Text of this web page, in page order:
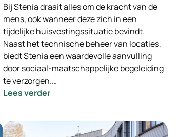
Bij Stenia draait alles om de kracht van de
mens, ook wanneer deze zich in een
tijdelijke huisvestingssituatie bevindt.
Naast het technische beheer van locaties,
biedt Stenia een waardevolle aanvulling
door sociaal-maatschappelijke begeleiding
te verzorgen.…
Lees verder:
begeleiding: